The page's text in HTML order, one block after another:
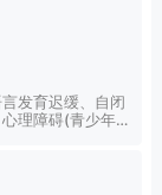
发育迟缓、自闭
理障碍(青少年焦